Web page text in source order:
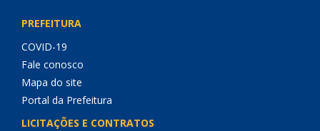
PREFEITURA
COVID-19
Fale conosco
Mapa do site
Portal da Prefeitura
LICITAÇÕES E CONTRATOS